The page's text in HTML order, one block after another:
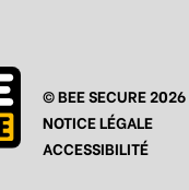
du piratage
en question ce que
© BEE SECURE 2026
NOTICE LÉGALE
ACCESSIBILITÉ